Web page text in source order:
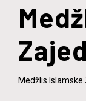
Medžlis Islamske